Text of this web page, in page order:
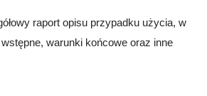
raport opisu przypadku użycia, w
warunki końcowe oraz inne